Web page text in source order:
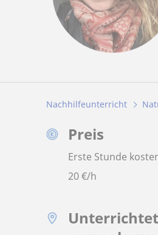
Nachhilfeunterricht
Preis
Erste Stunde
20€/h
Unterrichtet